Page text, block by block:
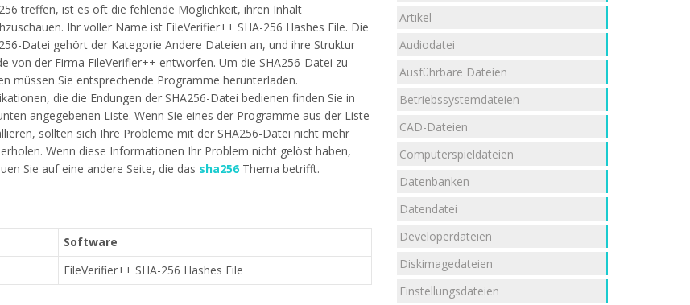
treffen, ist es oft die fehlende Möglichkeit, ihren Inhalt
Ihr voller Name ist FileVerifier++ SHA-256 Hashes File. Die
Datei gehört der Kategorie Andere Dateien an, und ihre Struktur
von der Firma FileVerifier++ entworfen. Um die SHA256-Datei zu
müssen Sie entsprechende Programme herunterladen.
die die Endungen der SHA256-Datei bedienen finden Sie in
angegebenen Liste. Wenn Sie eines der Programme aus der Liste
sollten sich Ihre Probleme mit der SHA256-Datei nicht mehr
Wenn diese Informationen Ihr Problem nicht gelöst haben,
Sie auf eine andere Seite, die das sha256 Thema betrifft.
Software
FileVerifier++ SHA-256 Hashes File
Artikel
Audiodatei
Ausführbare Dateien
Betriebssystemdateien
CAD-Dateien
Computerspieldateien
Datenbanken
Datendatei
Developerdateien
Diskimagedateien
Einstellungsdateien